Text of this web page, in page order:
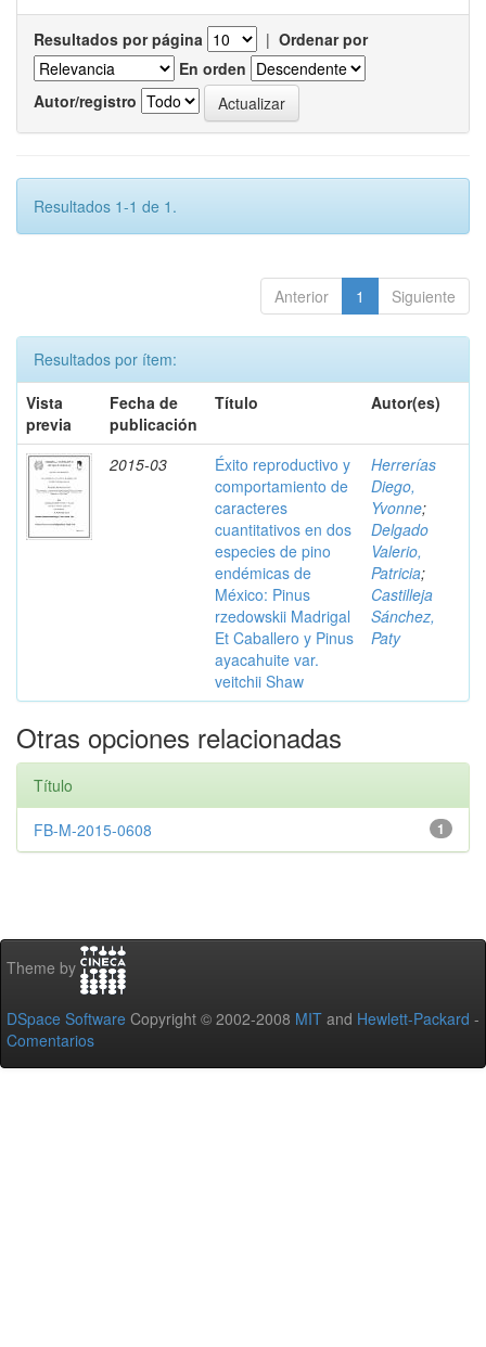
Resultados por página | Ordenar por
En orden
Autor/registro
Resultados 1-1 de 1.
Anterior 1 Siguiente
Resultados por ítem:
Vista
previa
Fecha de
publicación
Título Autor(es)
2015-03
Éxito reproductivo y
comportamiento de
caracteres
cuantitativos en dos
especies de pino
endémicas de
México: Pinus
rzedowskii Madrigal
Et Caballero y Pinus
ayacahuite var.
veitchii Shaw
Herrerías
Diego,
Yvonne;
Delgado
Valerio,
Patricia;
Castilleja
Sánchez,
Paty
Otras opciones relacionadas
Título
1
FB-M-2015-0608
Theme by
DSpace Software Copyright © 2002-2008 MIT and Hewlett-Packard -
Comentarios